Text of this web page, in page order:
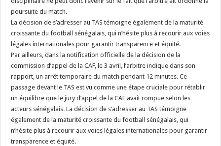
poursuite du match.
La décision de s’adresser au TAS témoigne également de la maturité
croissante du football sénégalais, qui n’hésite plus à recourir aux voies
légales internationales pour garantir transparence et équité.
Par ailleurs, dans la notification officielle de la décision de la
commission d’appel de la CAF, le 3 avril, l’arbitre indique dans son
rapport, un arrêt temporaire du match pendant 12 minutes. Ce
passage devant le TAS est vu comme une étape cruciale pour rétablir
un équilibre que le jury d’appel de la CAF avait rompue selon les
acteurs sénégalais. La décision de s’adresser au TAS témoigne
également de la maturité croissante du football sénégalais, qui
n’hésite plus à recourir aux voies légales internationales pour garantir
transparence et équité.